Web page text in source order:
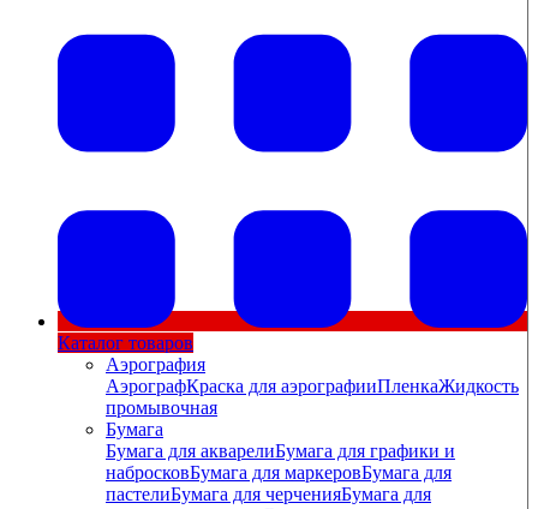
Каталог товаров
Аэрография
АэрографКраска для аэрографииПленкаЖидкость
промывочная
Бумага
Бумага для акварелиБумага для графики и
набросковБумага для маркеровБумага для
пастелиБумага для черченияБумага для